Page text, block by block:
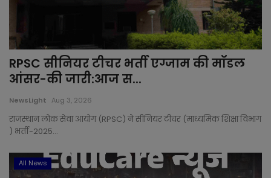
RPSC सीनियर टीचर भर्ती एग्जाम की मॉडल
आंसर-की जारी:आज स...
NewsLight Aug 3, 2026
राजस्थान लोक सेवा आयोग (RPSC) ने सीनियर टीचर (माध्यमिक शिक्षा विभाग
) भर्ती-2025...
All News